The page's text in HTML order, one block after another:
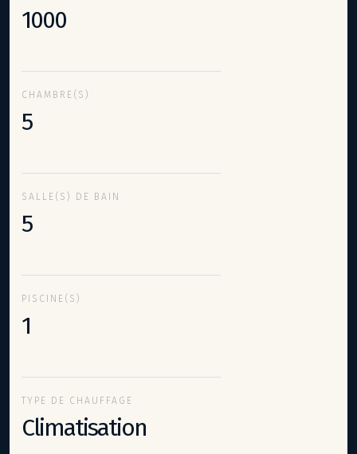
1000
CHAMBRE(S)
5
SALLE(S) DE BAIN
5
PISCINE(S)
1
TYPE DE CHAUFFAGE
Climatisation